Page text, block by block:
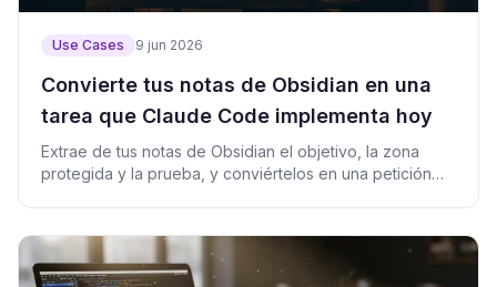
Use Cases 9 jun 2026
Convierte tus notas de Obsidian en una
tarea que Claude Code implementa hoy
Extrae de tus notas de Obsidian el objetivo, la zona
protegida y la prueba, y conviértelos en una petición